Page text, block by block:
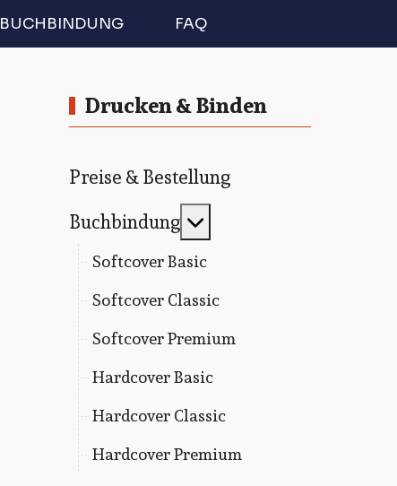
BUCHBINDUNG FAQ
Drucken & Binden
Preise & Bestellung
Buchbindung
Softcover Basic
Softcover Classic
Softcover Premium
Hardcover Basic
Hardcover Classic
Hardcover Premium